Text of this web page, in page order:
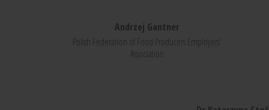
Andrzej Gantner
Polish Federation of Food Producers Employers'
Association